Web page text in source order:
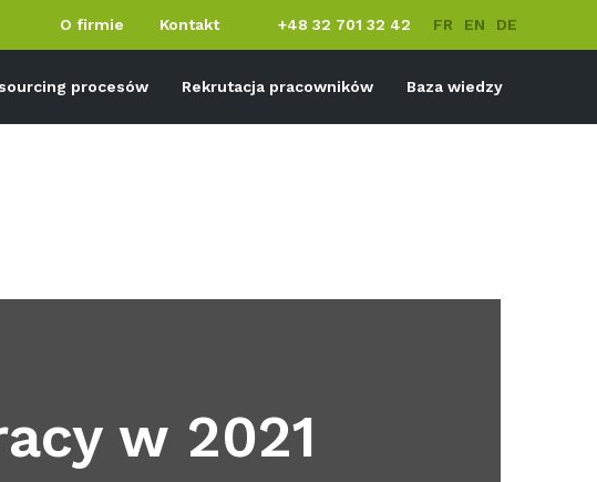
O firmie Kontakt +48 32 701 32 42 FR EN DE
procesów Rekrutacja pracowników Baza wiedzy
w 2021